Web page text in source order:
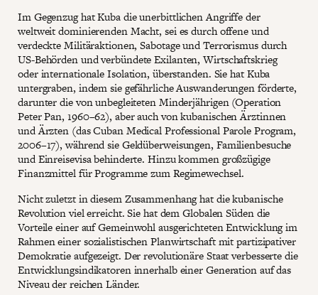
Im Gegenzug hat Kuba die unerbittlichen Angriffe der
weltweit dominierenden Macht, sei es durch offene und
verdeckte Militäraktionen, Sabotage und Terrorismus durch
US-Behörden und verbündete Exilanten, Wirtschaftskrieg
oder internationale Isolation, überstanden. Sie hat Kuba
untergraben, indem sie gefährliche Auswanderungen förderte,
darunter die von unbegleiteten Minderjährigen (Operation
Peter Pan, 1960–62), aber auch von kubanischen Ärztinnen
und Ärzten (das Cuban Medical Professional Parole Program,
2006–17), während sie Geldüberweisungen, Familienbesuche
und Einreisevisa behinderte. Hinzu kommen großzügige
Finanzmittel für Programme zum Regimewechsel.
Nicht zuletzt in diesem Zusammenhang hat die kubanische
Revolution viel erreicht. Sie hat dem Globalen Süden die
Vorteile einer auf Gemeinwohl ausgerichteten Entwicklung im
Rahmen einer sozialistischen Planwirtschaft mit partizipativer
Demokratie aufgezeigt. Der revolutionäre Staat verbesserte die
Entwicklungsindikatoren innerhalb einer Generation auf das
Niveau der reichen Länder.